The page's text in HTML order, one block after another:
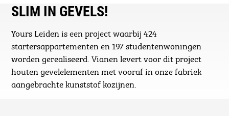
SLIM IN GEVELS!
Yours Leiden is een project waarbij 424
startersappartementen en 197 studentenwoningen
worden gerealiseerd. Vianen levert voor dit project
houten gevelelementen met vooraf in onze fabriek
aangebrachte kunststof kozijnen.